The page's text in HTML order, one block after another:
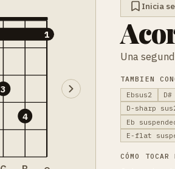
3
4
1
Inicia
Una
TAMBIEN
Ebsus2
D-sharp
Eb
E-flat
CÓMO TOCAR